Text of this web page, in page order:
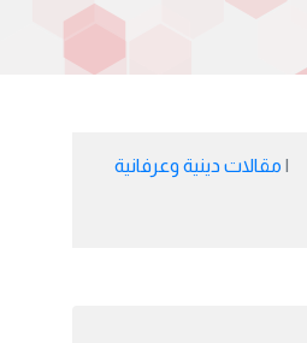
مقالات دينية وعرفانية